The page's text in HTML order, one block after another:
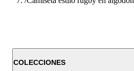
COLECCIONES